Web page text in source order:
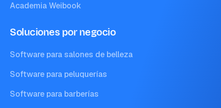
Academia Weibook
Soluciones por negocio
Software para salones de belleza
Software para peluquerías
Software para barberías